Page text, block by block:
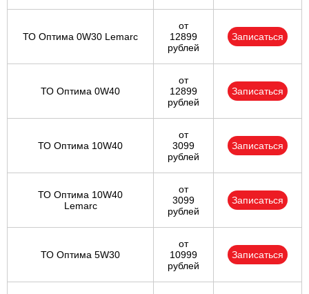
ТО Оптима 0W30 Lemarc
от
12899
рублей
Записаться
ТО Оптима 0W40
от
12899
рублей
Записаться
ТО Оптима 10W40
от
3099
рублей
Записаться
ТО Оптима 10W40
Lemarc
от
3099
рублей
Записаться
ТО Оптима 5W30
от
10999
рублей
Записаться